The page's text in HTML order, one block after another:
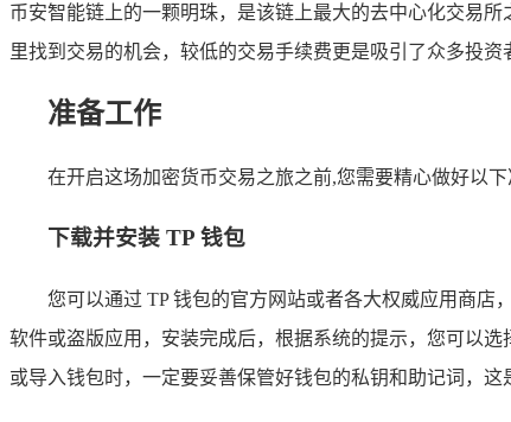
币安智能链上的一颗明珠，是该链上最大的去中心化交易
里找到交易的机会，较低的交易手续费更是吸引了众多投
准备工作
在开启这场加密货币交易之旅之前,您需要精心做好以
下载并安装 TP 钱包
您可以通过 TP 钱包的官方网站或者各大权威应用商店
软件或盗版应用，安装完成后，根据系统的提示，您可以
或导入钱包时，一定要妥善保管好钱包的私钥和助记词，